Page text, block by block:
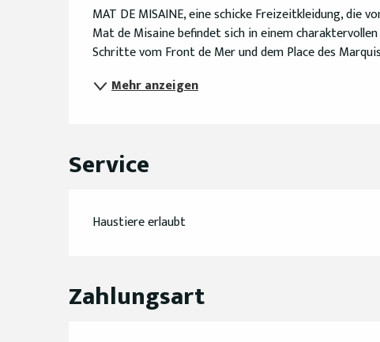
MAT DE MISAINE, eine schicke Freizeitkleidung, die
Mat de Misaine befindet sich in einem
Schritte vom Front de Mer und dem Place des
Mehr anzeigen
Service
Haustiere erlaubt
Zahlungsart